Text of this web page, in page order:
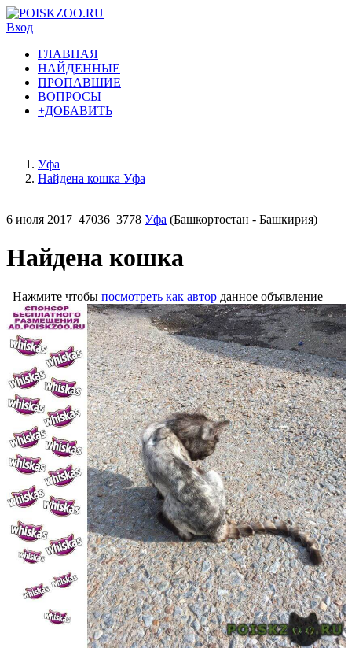
Вход
ГЛАВНАЯ
НАЙДЕННЫЕ
ПРОПАВШИЕ
ВОПРОСЫ
+ДОБАВИТЬ
Уфа
Найдена кошка Уфа
6 июля 2017 47036 3778 Уфа (Башкортостан - Башкирия)
Найдена кошка
Нажмите чтобы посмотреть как автор данное объявление